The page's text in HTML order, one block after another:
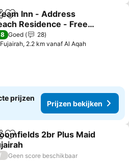
Toevoegen aan favorieten
Inn - Address
Residence - Free
Access
bekijken
Goed
28
Fujairah, 2.2 km vanaf Al Aqah
prijzen
Prijzen bekijken
Toevoegen aan favorieten
2br Plus Maid
bekijken
/
Geen score beschikbaar